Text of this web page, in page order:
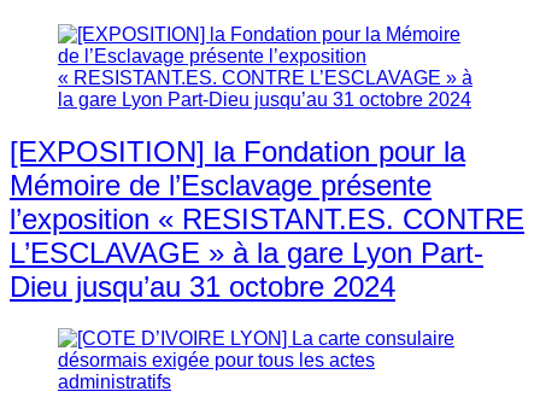
[EXPOSITION] la Fondation pour la
Mémoire de l’Esclavage présente
l’exposition « RESISTANT.ES. CONTRE
L’ESCLAVAGE » à la gare Lyon Part-
Dieu jusqu’au 31 octobre 2024